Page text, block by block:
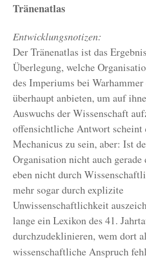
Tränenatlas
Entwicklungsnotizen:
Der Tränenatlas ist das
Überlegung, welche
des Imperiums bei
überhaupt anbieten, um auf
Auswuchs der Wissenschaft
offensichtliche Antwort scheint
Mechanicus zu sein, aber: Ist
Organisation nicht auch gerade
eben nicht durch
mehr sogar durch explizite
Unwissenschaftlichkeit
lange ein Lexikon des 41.
durchzudeklinieren, wem dort
wissenschaftliche Anspruch